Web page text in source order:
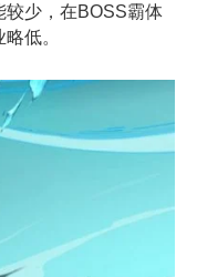
较少，在BOSS霸体
低。